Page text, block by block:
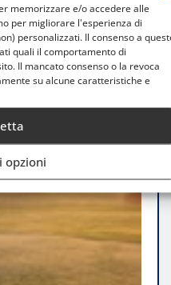
memorizzare e/o accedere alle
per migliorare l'esperienza di
personalizzati. Il consenso a
quali il comportamento di
Il mancato consenso o la revoca
su alcune caratteristiche e
opzioni
le migliori strutture